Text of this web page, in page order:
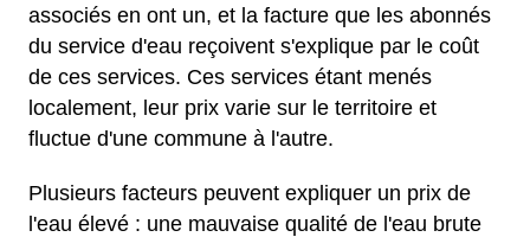
associés en ont un, et la facture que les abonnés
du service d'eau reçoivent s'explique par le coût
de ces services. Ces services étant menés
localement, leur prix varie sur le territoire et
fluctue d'une commune à l'autre.
Plusieurs facteurs peuvent expliquer un prix de
l'eau élevé : une mauvaise qualité de l'eau brute